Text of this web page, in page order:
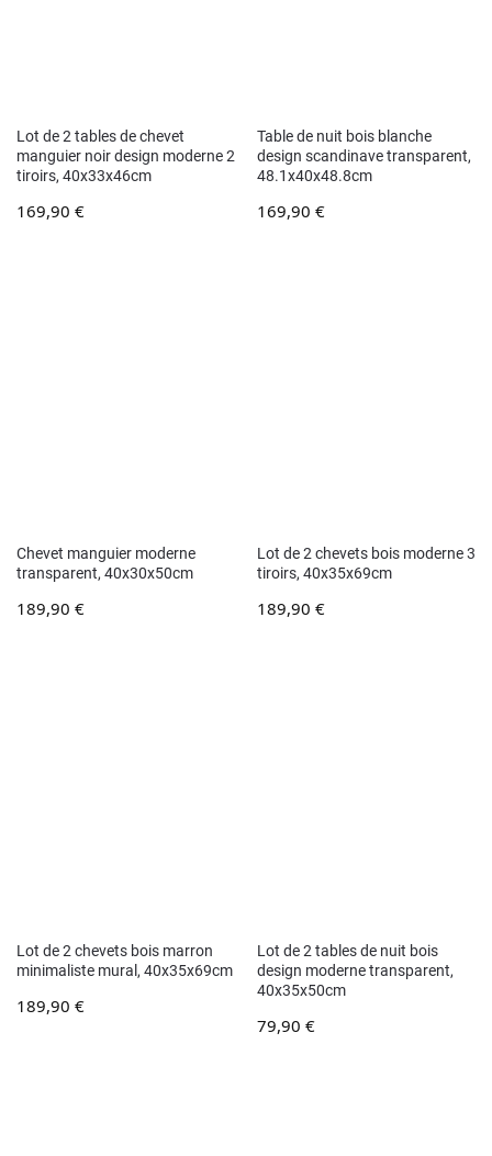
Lot de 2 tables de chevet
manguier noir design moderne 2
tiroirs, 40x33x46cm
169,90 €
Table de nuit bois blanche
design scandinave transparent,
48.1x40x48.8cm
169,90 €
Chevet manguier moderne
transparent, 40x30x50cm
189,90 €
Lot de 2 chevets bois moderne 3
tiroirs, 40x35x69cm
189,90 €
Lot de 2 chevets bois marron
minimaliste mural, 40x35x69cm
189,90 €
Lot de 2 tables de nuit bois
design moderne transparent,
40x35x50cm
79,90 €